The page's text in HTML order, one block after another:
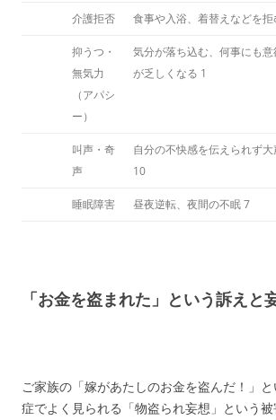
介護拒否 食事や入浴、着替えなどを拒
抑うつ・
無気力
（アパシ
ー）
気分が落ち込む、何事にも
が乏しくなる 1
叫声・奇
声
自分の不快感を伝えられず
10
睡眠障害 昼夜逆転、夜間の不眠7
「お金を盗まれた」という訴えと
ご家族の「嫁があたしのお金を盗んだ！」
症でよく見られる「物盗られ妄想」という